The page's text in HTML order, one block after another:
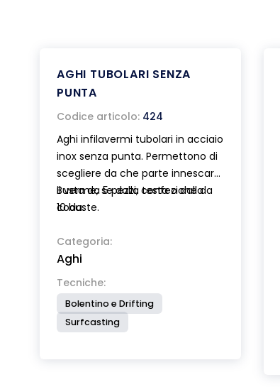
AGHI TUBOLARI SENZA
PUNTA
Codice articolo: 424
Aghi infilavermi tubolari in acciaio
inox senza punta. Permettono di
scegliere da che parte innescare
il verme, se dalla testa o dalla
coda.
Busta da 5 pezzi, confezione da
10 buste.
Categoria:
Aghi
Tecniche:
Bolentino e Drifting
Surfcasting